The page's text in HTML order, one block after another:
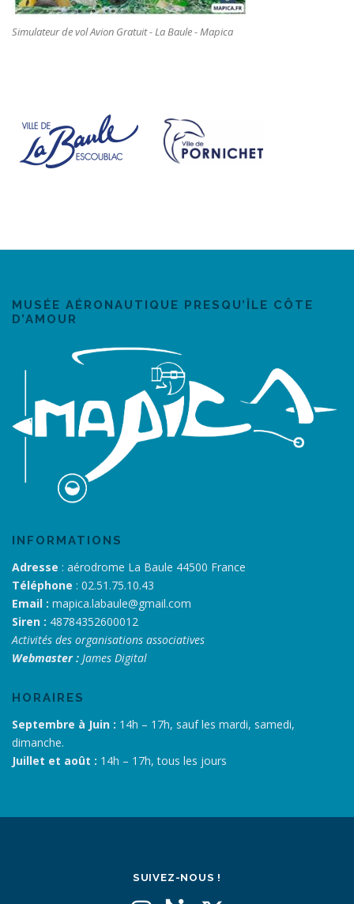
Simulateur de vol Avion Gratuit - La Baule - Mapica
MUSÉE AÉRONAUTIQUE PRESQU’ÎLE CÔTE
D’AMOUR
INFORMATIONS
Adresse : aérodrome La Baule 44500 France
Téléphone : 02.51.75.10.43
Email : mapica.labaule@gmail.com
Siren : 48784352600012
Activités des organisations associatives
Webmaster : James Digital
HORAIRES
Septembre à Juin : 14h – 17h, sauf les mardi, samedi,
dimanche.
Juillet et août : 14h – 17h, tous les jours
SUIVEZ-NOUS !